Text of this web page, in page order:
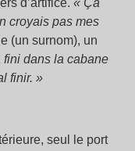
d’artifice. « Ça
croyais pas mes
(un surnom), un
fini dans la cabane
finir. »
seul le port